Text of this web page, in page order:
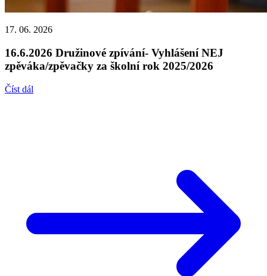
17. 06. 2026
16.6.2026 Družinové zpívání- Vyhlášení NEJ
zpěváka/zpěvačky za školní rok 2025/2026
Číst dál